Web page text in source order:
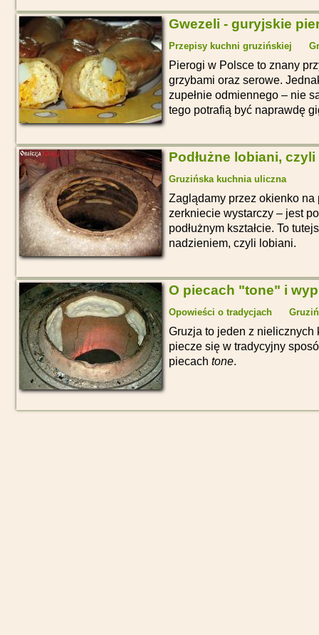
Gwezeli - guryjskie
Przepisy kuchni gruzińskiej
Pierogi w Polsce to znany
grzybami oraz serowe.
zupełnie odmiennego – nie
tego potrafią być naprawdę
Podłużne lobiani,
Gruzińska kuchnia uliczna
Zaglądamy przez okienko
zerkniecie wystarczy – jest
podłużnym kształcie. To
nadzieniem, czyli lobiani.
O piecach "tone" i
Opowieści o tradycjach
Gruzja to jeden z
piecze się w tradycyjny
piecach tone.